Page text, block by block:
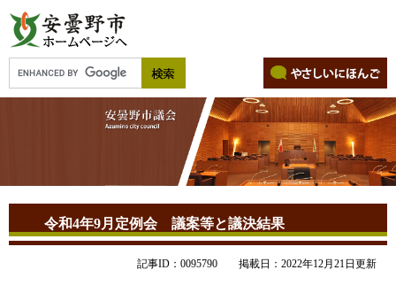
令和4年9月定例会 議案等と議決結果
記事ID：0095790 掲載日：2022年12月21日更新